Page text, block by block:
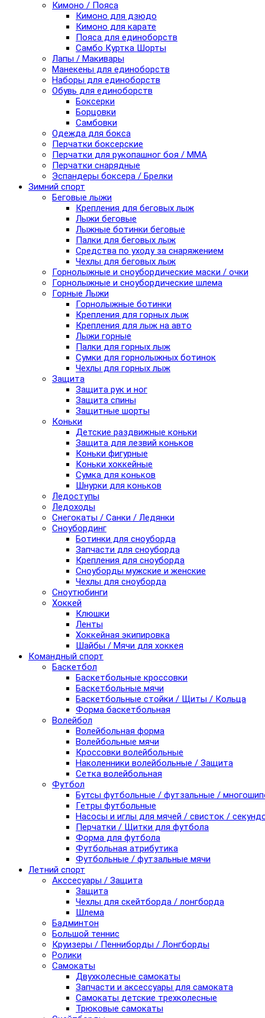
Кимоно / Пояса
Кимоно для дзюдо
Кимоно для карате
Пояса для единоборств
Самбо Куртка Шорты
Лапы / Макивары
Манекены для единоборств
Наборы для единоборств
Обувь для единоборств
Боксерки
Борцовки
Самбовки
Одежда для бокса
Перчатки боксерские
Перчатки для рукопашног боя / ММА
Перчатки снарядные
Эспандеры боксера / Брелки
Зимний спорт
Беговые лыжи
Крепления для беговых лыж
Лыжи беговые
Лыжные ботинки беговые
Палки для беговых лыж
Средства по уходу за снаряжением
Чехлы для беговых лыж
Горнолыжные и сноубордические маски / очки
Горнолыжные и сноубордические шлема
Горные Лыжи
Горнолыжные ботинки
Крепления для горных лыж
Крепления для лыж на авто
Лыжи горные
Палки для горных лыж
Сумки для горнолыжных ботинок
Чехлы для горных лыж
Защита
Защита рук и ног
Защита спины
Защитные шорты
Коньки
Детские раздвижные коньки
Защита для лезвий коньков
Коньки фигурные
Коньки хоккейные
Сумка для коньков
Шнурки для коньков
Ледоступы
Ледоходы
Снегокаты / Санки / Ледянки
Сноубординг
Ботинки для сноуборда
Запчасти для сноуборда
Крепления для сноуборда
Сноуборды мужские и женские
Чехлы для сноуборда
Сноутюбинги
Хоккей
Клюшки
Ленты
Хоккейная экипировка
Шайбы / Мячи для хоккея
Командный спорт
Баскетбол
Баскетбольные кроссовки
Баскетбольные мячи
Баскетбольные стойки / Щиты / Кольца
Форма баскетбольная
Волейбол
Волейбольная форма
Волейбольные мячи
Кроссовки волейбольные
Наколенники волейбольные / Защита
Сетка волейбольная
Футбол
Бутсы футбольные / футзальные /
Гетры футбольные
Насосы и иглы для мячей / свисток /
Перчатки / Щитки для футбола
Форма для футбола
Футбольная атрибутика
Футбольные / футзальные мячи
Летний спорт
Акссесуары / Защита
Защита
Чехлы для скейтборда / лонгборда
Шлема
Бадминтон
Большой теннис
Круизеры / Пенниборды / Лонгборды
Ролики
Самокаты
Двухколесные самокаты
Запчасти и аксессуары для самоката
Самокаты детские трехколесные
Трюковые самокаты